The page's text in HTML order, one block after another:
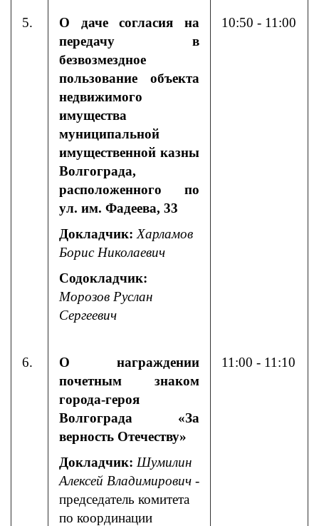
5.
О даче согласия на
передачу в
безвозмездное
пользование объекта
недвижимого
имущества
муниципальной
имущественной казны
Волгограда,
расположенного по
ул. им. Фадеева, 33
Докладчик: Харламов
Борис Николаевич
Содокладчик:
Морозов Руслан
Сергеевич
10:50 - 11:00
6.
О награждении
почетным знаком
города-героя
Волгограда «За
верность Отечеству»
Докладчик: Шумилин
Алексей Владимирович -
председатель комитета
по координации
11:00 - 11:10